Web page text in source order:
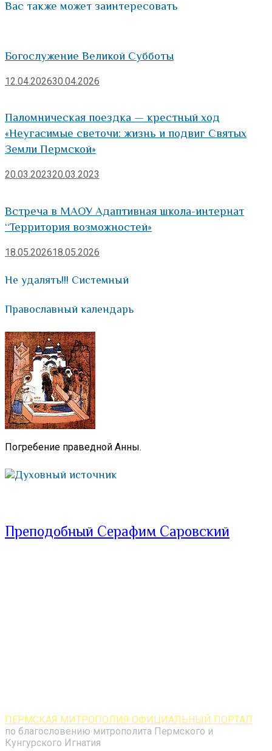
Вас также может заинтересовать
Богослужение Великой Субботы
12.04.202630.04.2026
Паломническая поездка — крестный ход
«Неугасимые светочи: жизнь и подвиг Святых
Земли Пермской»
20.03.202320.03.2023
Встреча в МАОУ Адаптивная школа-интернат
“Территория возможностей»
18.05.202618.05.2026
Не удалять!!! Системный
Православный календарь
Погребение праведной Анны.
Духовный источник
Преподобный Серафим Саровский
ПЕРМСКАЯ МИТРОПОЛИЯ ОФИЦИАЛЬНЫЙ ПОРТАЛ
по благословению митрополита Пермского и
Кунгурского Игнатия